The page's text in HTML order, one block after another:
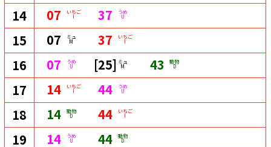
14 07 いちご
I 37 うめ
U
15 07 ミュ
M 37 いちご
I
16 07 うめ
U [25] ミュ
M 43 動物
D
17 14 いちご
I 44 うめ
U
18 14 動物
D 44 いちご
I
19 14 うめ
U 44 動物
D